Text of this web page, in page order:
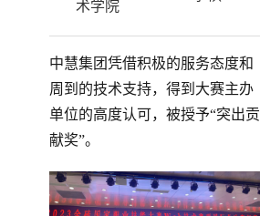
术学院
中慧集团凭借积极的服务态度和
周到的技术支持，得到大赛主办
单位的高度认可，被授予“突出贡
献奖”。